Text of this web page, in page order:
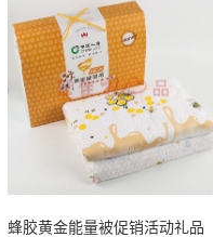
蜂胶黄金能量被促销活动礼品